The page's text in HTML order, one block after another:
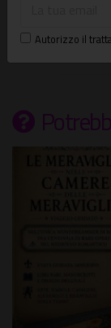
Autorizzo il